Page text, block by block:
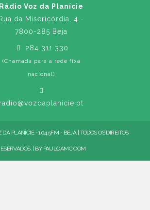
Rádio Voz da Planície
Rua da Misericórdia, 4 -
7800-285 Beja
284 311 330
(Chamada para a rede fixa
nacional)
radio@vozdaplanicie.pt
PLANÍCIE - 104.5FM - BEJA | TODOS OS DIREITOS
| BY PAULOAMC.COM